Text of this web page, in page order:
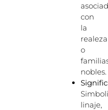
con
la
realeza
o
nobles.
linaje,